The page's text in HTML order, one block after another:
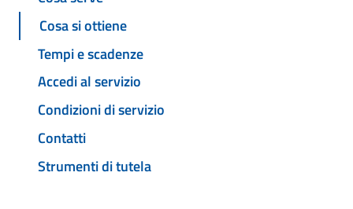
Cosa si ottiene
Tempi e scadenze
Accedi al servizio
Condizioni di servizio
Contatti
Strumenti di tutela